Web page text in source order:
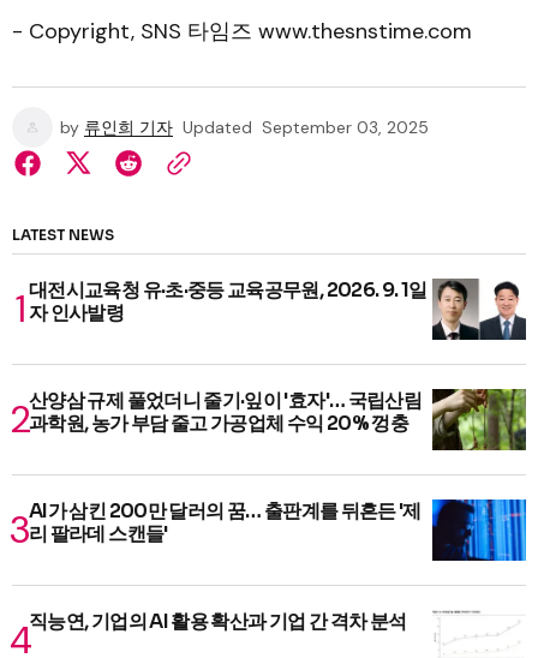
- Copyright, SNS 타임즈 www.thesnstime.com
by 류인희 기자 Updated September 03, 2025
LATEST NEWS
대전시교육청 유·초·중등 교육공무원, 2026. 9. 1일
자 인사발령
산양삼 규제 풀었더니 줄기·잎이 '효자'… 국립산림
과학원, 농가 부담 줄고 가공업체 수익 20% 껑충
AI가 삼킨 200만 달러의 꿈… 출판계를 뒤흔든 '제
리 팔라데 스캔들'
직능연, 기업의 AI 활용 확산과 기업 간 격차 분석